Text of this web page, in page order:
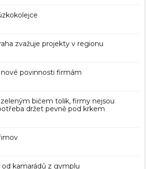
zvažuje projekty v regionu
nové povinnosti firmám
bičem tolik, firmy nejsou
držet pevně pod krkem
kamarádů z gymplu